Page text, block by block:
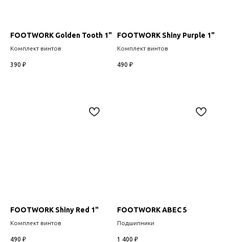
FOOTWORK Golden Tooth 1"
Комплект винтов
390 ₽
FOOTWORK Shiny Purple 1"
Комплект винтов
490 ₽
FOOTWORK Shiny Red 1"
Комплект винтов
490 ₽
FOOTWORK ABEC 5
Подшипники
1 400 ₽